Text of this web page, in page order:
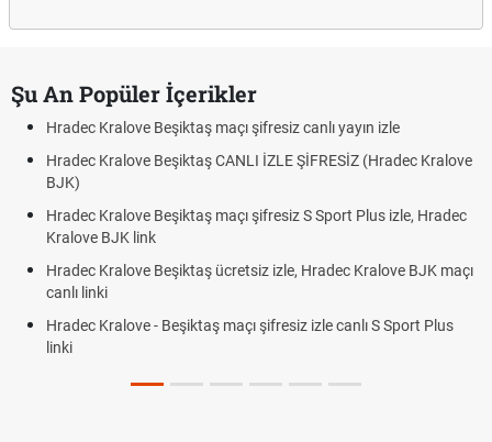
Şu An Popüler İçerikler
Hradec Kralove Beşiktaş maçı şifresiz canlı yayın izle
Hradec Kralove Beşiktaş CANLI İZLE ŞİFRESİZ (Hradec Kralove
BJK)
Hradec Kralove Beşiktaş maçı şifresiz S Sport Plus izle, Hradec
Kralove BJK link
Hradec Kralove Beşiktaş ücretsiz izle, Hradec Kralove BJK maçı
canlı linki
Hradec Kralove - Beşiktaş maçı şifresiz izle canlı S Sport Plus
linki